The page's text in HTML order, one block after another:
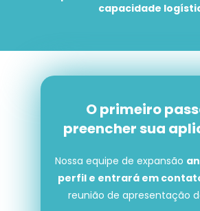
capacidade
O primeiro
preencher sua
Nossa equipe de expansão
perfil e entrará em
reunião de apresentação